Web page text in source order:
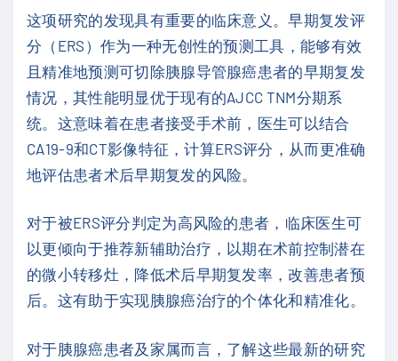
这项研究的发现具有重要的临床意义。早期复发评
分（ERS）作为一种无创性的预测工具，能够有效
且精准地预测可切除胰腺导管腺癌患者的早期复发
情况，其性能明显优于现有的AJCC TNM分期系
统。这意味着在患者接受手术前，医生可以结合
CA19-9和CT影像特征，计算ERS评分，从而更准确
地评估患者术后早期复发的风险。
对于被ERS评分判定为高风险的患者，临床医生可
以更倾向于推荐新辅助治疗，以期在术前控制潜在
的微小转移灶，降低术后早期复发率，改善患者预
后。这有助于实现胰腺癌治疗的个体化和精准化。
对于胰腺癌患者及家属而言，了解这些最新的研究